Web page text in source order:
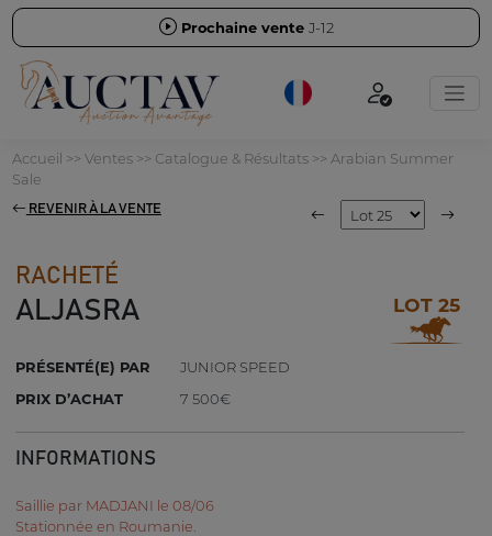
Prochaine vente J-12
Accueil >> Ventes>> Catalogue & Résultats>> Arabian Summer
Sale
REVENIR À LA VENTE
RACHETÉ
ALJASRA LOT 25
PRÉSENTÉ(E) PAR
JUNIOR SPEED
PRIX D’ACHAT
7 500€
INFORMATIONS
Saillie par MADJANI le 08/06
Stationnée en Roumanie.